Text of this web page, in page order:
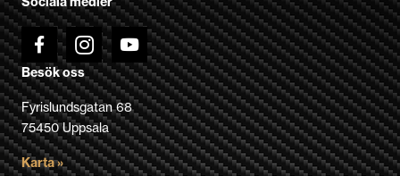
Besök oss
Fyrislundsgatan 68
75450 Uppsala
Karta »